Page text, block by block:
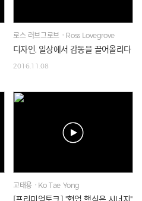
로스 러브그로브ㆍRoss Lovegrove
디자인, 일상에서 감동을 끌어올리다
2016.11.08
고태용ㆍKo Tae Yong